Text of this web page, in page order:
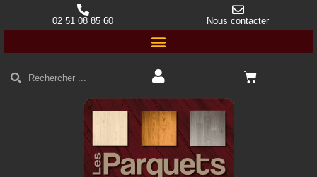
02 51 08 85 60 Nous contacter